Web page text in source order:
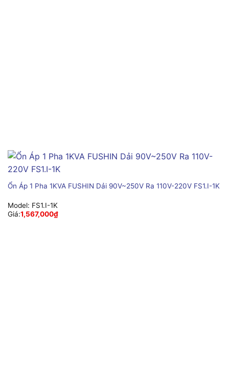
Ổn Áp 1 Pha 1KVA FUSHIN Dải 90V~250V Ra 110V-220V FS1.I-1K
Model: FS1.I-1K
Giá:1,567,000₫